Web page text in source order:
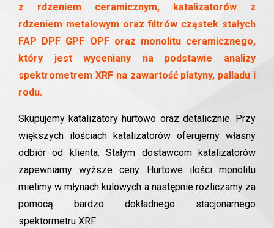
z rdzeniem ceramicznym, katalizatorów z
rdzeniem metalowym oraz filtrów cząstek stałych
FAP DPF GPF OPF oraz monolitu ceramicznego,
który jest wyceniany na podstawie analizy
spektrometrem XRF na zawartość platyny, palladu i
rodu.
Skupujemy katalizatory hurtowo oraz detalicznie. Przy
większych ilościach katalizatorów oferujemy własny
odbiór od klienta. Stałym dostawcom katalizatorów
zapewniamy wyższe ceny. Hurtowe ilości monolitu
mielimy w młynach kulowych a następnie rozliczamy za
pomocą bardzo dokładnego stacjonarnego
spektormetru XRF.